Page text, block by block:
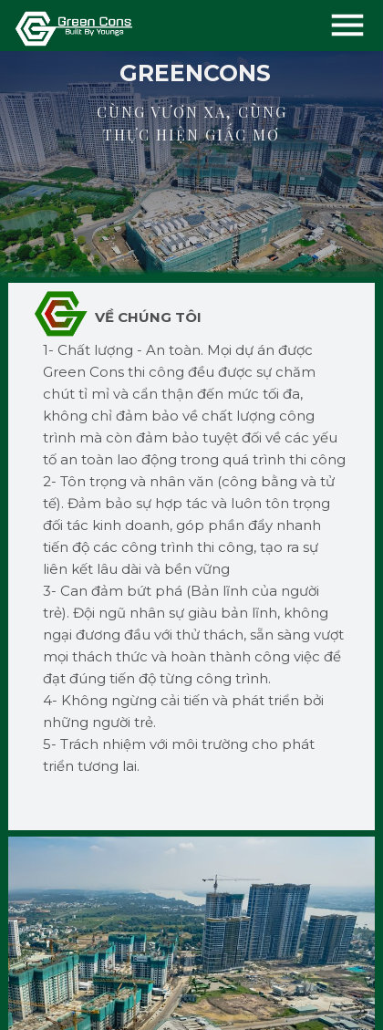
CÙNG VƯƠN XA, CÙNG
THỰC HIỆN GIẤC MƠ
GREENCONS
1- Chất lượng - An toàn. Mọi dự án được
Green Cons thi công đều được sự chăm
chút tỉ mỉ và cẩn thận đến mức tối đa,
không chỉ đảm bảo về chất lượng công
trình mà còn đảm bảo tuyệt đối về các yếu
tố an toàn lao động trong quá trình thi công
2- Tôn trọng và nhân văn (công bằng và tử
tế). Đảm bảo sự hợp tác và luôn tôn trọng
đối tác kinh doanh, góp phần đẩy nhanh
tiến độ các công trình thi công, tạo ra sự
liên kết lâu dài và bền vững
3- Can đảm bứt phá (Bản lĩnh của người
trẻ). Đội ngũ nhân sự giàu bản lĩnh, không
ngại đương đầu với thử thách, sẵn sàng vượt
mọi thách thức và hoàn thành công việc để
đạt đúng tiến độ từng công trình.
4- Không ngừng cải tiến và phát triển bởi
những người trẻ.
5- Trách nhiệm với môi trường cho phát
triển tương lai.
VỀ CHÚNG TÔI